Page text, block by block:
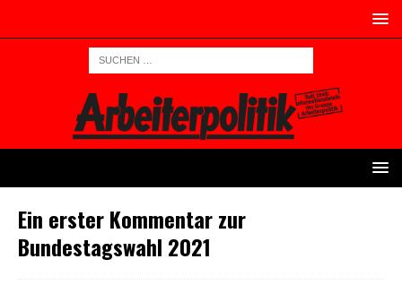
Ein erster Kommentar zur
Bundestagswahl 2021